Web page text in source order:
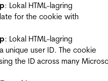
: Lokal HTML-lagring
for the cookie with
: Lokal HTML-lagring
unique user ID. The cookie
the ID across many